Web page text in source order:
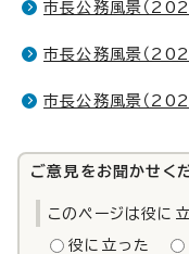
市長公務風景（
市長公務風景（
市長公務風景（
ご意見をお聞かせく
このページは役に
役に立った